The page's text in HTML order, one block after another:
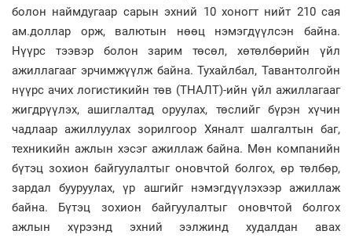
болон наймдугаар сарын эхний 10 хоногт нийт 210 сая
ам.доллар орж, валютын нөөц нэмэгдүүлсэн байна.
Нүүрс тээвэр болон зарим төсөл, хөтөлбөрийн үйл
ажиллагааг эрчимжүүлж байна. Тухайлбал, Тавантолгойн
нүүрс ачих логистикийн төв (ТНАЛТ)-ийн үйл ажиллагааг
жигдрүүлэх, ашиглалтад оруулах, төслийг бүрэн хүчин
чадлаар ажиллуулах зорилгоор Хяналт шалгалтын баг,
техникийн ажлын хэсэг ажиллаж байна. Мөн компанийн
бүтэц зохион байгуулалтыг оновчтой болгох, өр төлбөр,
зардал бууруулах, үр ашгийг нэмэгдүүлэхээр ажиллаж
байна. Бүтэц зохион байгуулалтыг оновчтой болгох
ажлын хүрээнд эхний ээлжинд худалдан авах